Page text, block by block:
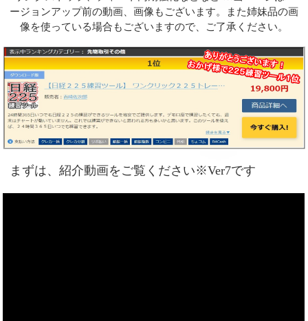
ージョンアップ前の動画、画像もございます。また姉妹品の画
像を使っている場合もございますので、ご了承ください。
まずは、紹介動画をご覧ください※Ver7です